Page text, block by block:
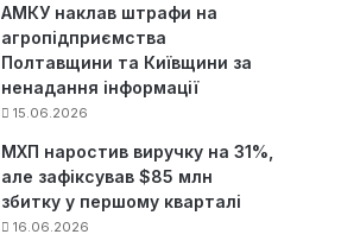
АМКУ наклав штрафи на
агропідприємства
Полтавщини та Київщини за
ненадання інформації
15.06.2026
МХП наростив виручку на 31%,
але зафіксував $85 млн
збитку у першому кварталі
16.06.2026